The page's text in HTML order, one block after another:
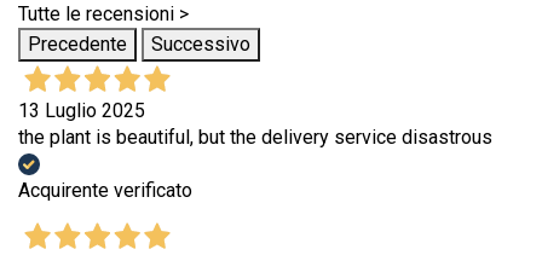
Tutte le recensioni >
Precedente
Successivo
13 Luglio 2025
the plant is beautiful, but the delivery service disastrous
Acquirente verificato